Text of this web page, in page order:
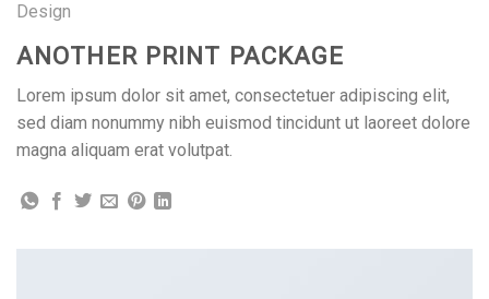
Design
ANOTHER PRINT PACKAGE
Lorem ipsum dolor sit amet, consectetuer adipiscing elit,
sed diam nonummy nibh euismod tincidunt ut laoreet dolore
magna aliquam erat volutpat.